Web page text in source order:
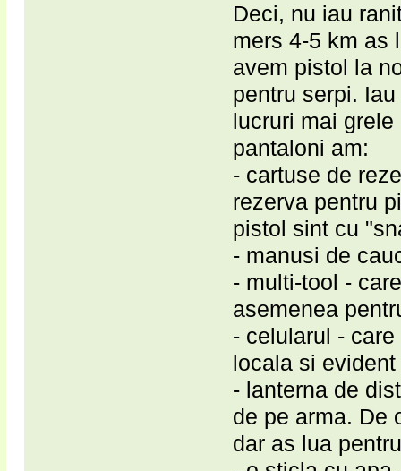
Deci, nu iau
mers 4-5 km as
avem pistol la
pentru serpi.
lucruri mai
pantaloni am:
- cartuse de
rezerva pentru
pistol sint cu
- manusi de
- multi-tool -
asemenea
- celularul -
locala si
- lanterna de
de pe arma. De
dar as lua